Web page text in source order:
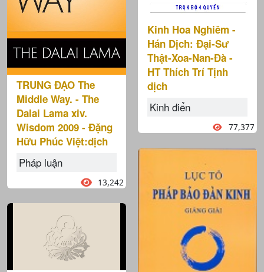
TRUNG ĐẠO The
Middle Way. - The
Dalai Lama xiv.
Wisdom 2009 - Đặng
Hữu Phúc Việt:dịch
Pháp luận
13,242
Kinh Hoa Nghiêm -
Hán Dịch: Ðại-Sư
Thật-Xoa-Nan-Ðà -
HT Thích Trí Tịnh
dịch
Kinh điển
77,377